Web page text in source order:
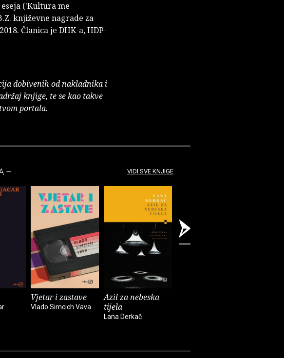
('Kultura me
književne nagrade za
Članica je DHK-a, HDP-
dobivenih od nakladnika i
knjige, te se kao takve
portala.
–
Vjetar i zastave
Vlado Simcich Vava
Azil za nebeska
tijela
Lana Derkač
VIDI SVE KNJIGE